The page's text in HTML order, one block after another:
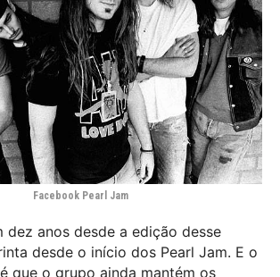
Facebook Pearl Jam
dez anos desde a edição desse
desde o início dos Pearl Jam. E o
que o grupo ainda mantém os